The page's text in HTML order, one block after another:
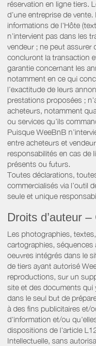
réservation en ligne tiers.
d’une entreprise de
informations de l'Hôte
n’intervient pas dans les
vendeur ; ne peut assurer
concluront la transaction
garantie concernant les
notamment en ce qui
l’exactitude de leurs
prestations proposées ;
acheteurs, notamment
ou services qu’ils
Puisque WeeBnB
entre acheteurs et
responsabilités en cas de
présents ou futurs.
Toutes déclarations,
commercialisés via l’outil
seule et unique
Droits d’auteur
Les photographies,
cartographies,
oeuvres intégrés dans le
de tiers ayant autorisé
reproductions, sur un
site et des documents
dans le seul but de
à des fins publicitaires et/
d'information et/ou
dispositions de l'article
Intellectuelle, sans